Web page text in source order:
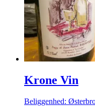
Krone Vin
Beliggenhed: